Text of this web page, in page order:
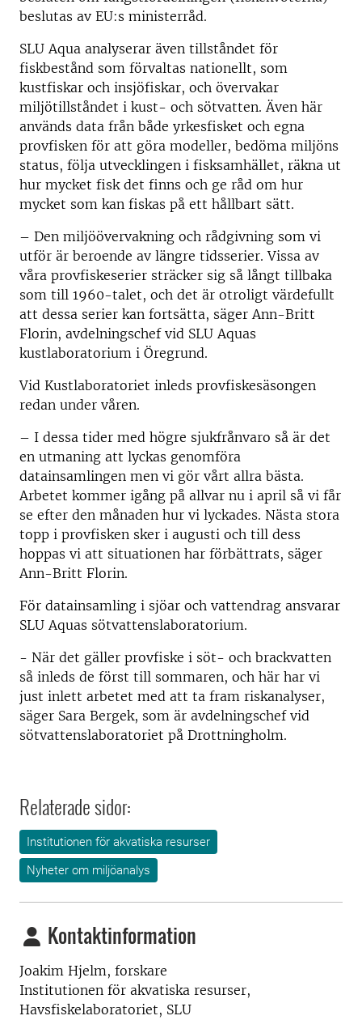
beslutas av EU:s ministerråd.
SLU Aqua analyserar även tillståndet för
fiskbestånd som förvaltas nationellt, som
kustfiskar och insjöfiskar, och övervakar
miljötillståndet i kust- och sötvatten. Även här
används data från både yrkesfisket och egna
provfisken för att göra modeller, bedöma miljöns
status, följa utvecklingen i fisksamhället, räkna ut
hur mycket fisk det finns och ge råd om hur
mycket som kan fiskas på ett hållbart sätt.
– Den miljöövervakning och rådgivning som vi
utför är beroende av längre tidsserier. Vissa av
våra provfiskeserier sträcker sig så långt tillbaka
som till 1960-talet, och det är otroligt värdefullt
att dessa serier kan fortsätta, säger Ann-Britt
Florin, avdelningschef vid SLU Aquas
kustlaboratorium i Öregrund.
Vid Kustlaboratoriet inleds provfiskesäsongen
redan under våren.
– I dessa tider med högre sjukfrånvaro så är det
en utmaning att lyckas genomföra
datainsamlingen men vi gör vårt allra bästa.
Arbetet kommer igång på allvar nu i april så vi får
se efter den månaden hur vi lyckades. Nästa stora
topp i provfisken sker i augusti och till dess
hoppas vi att situationen har förbättrats, säger
Ann-Britt Florin.
För datainsamling i sjöar och vattendrag ansvarar
SLU Aquas sötvattenslaboratorium.
- När det gäller provfiske i söt- och brackvatten
så inleds de först till sommaren, och här har vi
just inlett arbetet med att ta fram riskanalyser,
säger Sara Bergek, som är avdelningschef vid
sötvattenslaboratoriet på Drottningholm.
Relaterade sidor:
Institutionen för akvatiska resurser
Nyheter om miljöanalys
Kontaktinformation
Joakim Hjelm, forskare
Institutionen för akvatiska resurser,
Havsfiskelaboratoriet, SLU